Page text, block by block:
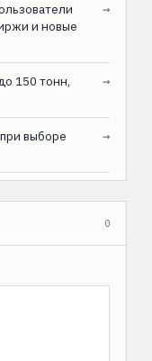
и новые
→
150 тонн,
→
выборе
→
0